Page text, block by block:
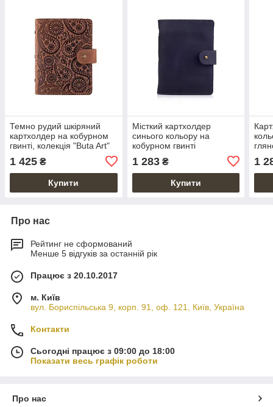
Темно рудий шкіряний
картхолдер на кобурном
гвинті, колекція "Buta Art"
1 425 ₴
Купити
Місткий картхолдер
синього кольору на
кобурном гвинті
1 283₴
Купити
1
Про нас
Рейтинг не сформований
Менше 5 відгуків за останній рік
Працює з 20.10.2017
м. Київ
вул. Бориспільська 9, корп. 91, оф. 121, Київ, Україна
Контакти
Сьогодні працює з 09:00 до 18:00
Показати весь графік роботи
Про нас